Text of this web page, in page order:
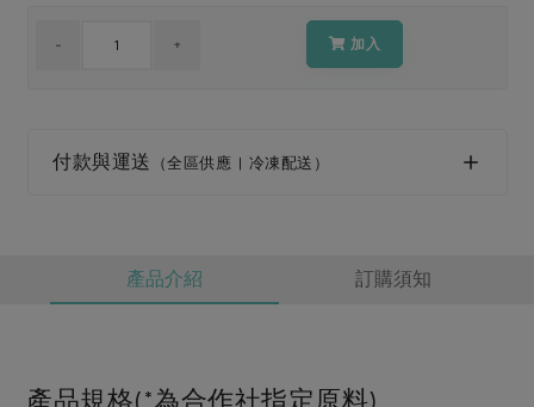
加入
付款與運送 （全區供應 | 冷凍配送）
產品介紹 訂購須知
產品規格(*為合作社指定原料)